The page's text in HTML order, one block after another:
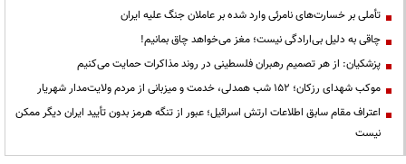
تأملی بر خسارت‌های نامرئی وارد شده بر عاملان جنگ علیه ایران
چاقی به دلیل بی‌ارادگی نیست؛ مغز می‌خواهد چاق بمانیم!
پزشکیان: از هر تصمیم رهبران فلسطینی در روند مذاکرات حمایت می‌کنیم
موکب شهدای رزکان؛ ۱۵۲ شب همدلی، خدمت و میزبانی از مردم ولایت‌مدار شهریار
اعتراف مقام سابق اطلاعات ارتش اسرائیل؛ عبور از تنگه هرمز بدون تأیید ایران دیگر ممکن
نیست